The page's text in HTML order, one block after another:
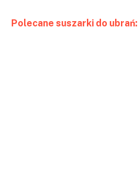
Polecane suszarki do ubrań: